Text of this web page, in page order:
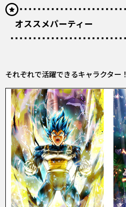
オススメパーティー
それぞれで活躍できるキャラクター！